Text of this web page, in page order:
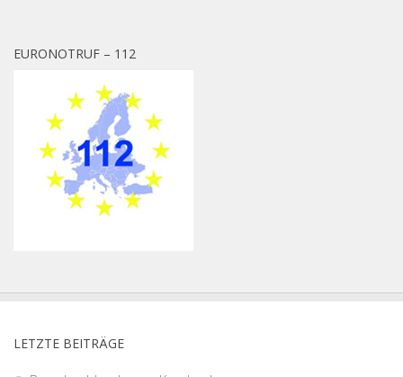
EURONOTRUF – 112
LETZTE BEITRÄGE